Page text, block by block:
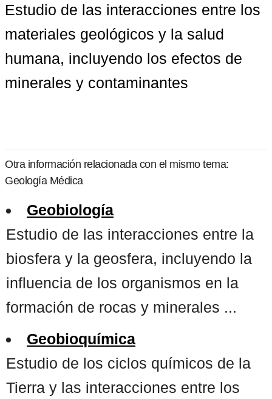
Estudio de las interacciones entre los
materiales geológicos y la salud
humana, incluyendo los efectos de
minerales y contaminantes
Otra información relacionada con el mismo tema:
Geología Médica
Geobiología
Estudio de las interacciones entre la
biosfera y la geosfera, incluyendo la
influencia de los organismos en la
formación de rocas y minerales ...
Geobioquímica
Estudio de los ciclos químicos de la
Tierra y las interacciones entre los